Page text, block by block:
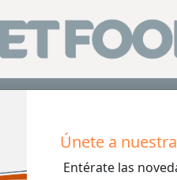
Únete a nuestra
Entérate las
de alimentos para